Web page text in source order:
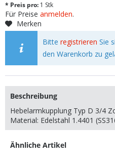
* Preis pro: 1 Stk
Für Preise anmelden.
Merken
Bitteregistrieren Sie
den Warenkorb zu
Beschreibung
Hebelarmkupplung Typ D 3/4
Material: Edelstahl 1.4401
Ähnliche Artikel